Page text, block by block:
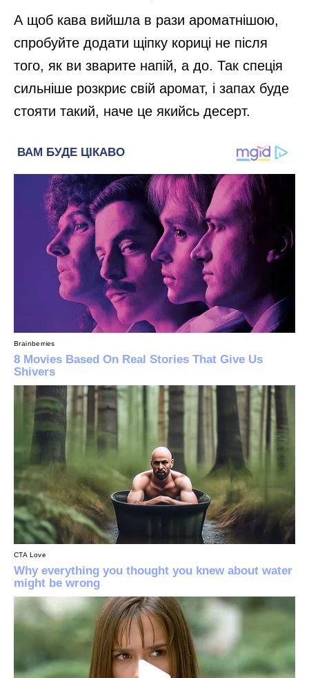
А щоб кава вийшла в рази ароматнішою,
спробуйте додати щіпку кориці не після
того, як ви зварите напій, а до. Так спеція
сильніше розкриє свій аромат, і запах буде
стояти такий, наче це якийсь десерт.